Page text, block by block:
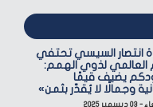
انتصار السيسي تحتفي
العالمي لذوي الهمم:
يضيف قيمًا
وجمالًا لا يُقدّر بثمن»
٢٠٢٥